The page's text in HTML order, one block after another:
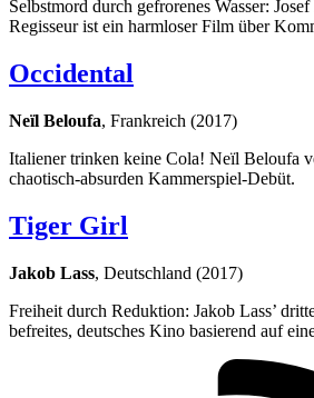
Selbstmord durch gefrorenes Wasser:
Regisseur ist ein harmloser Film über
Occidental
Neïl Beloufa, Frankreich (2017)
Italiener trinken keine Cola! Neïl Beloufa
chaotisch-absurden Kammerspiel-Debüt.
Tiger Girl
Jakob Lass, Deutschland (2017)
Freiheit durch Reduktion: Jakob Lass’
befreites, deutsches Kino basierend auf